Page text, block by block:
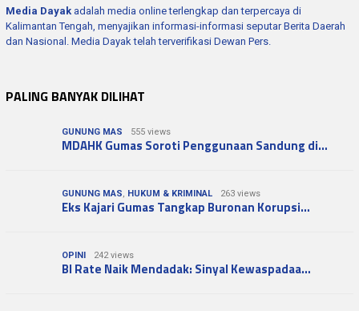
Media Dayak adalah media online terlengkap dan terpercaya di
Kalimantan Tengah, menyajikan informasi-informasi seputar Berita Daerah
dan Nasional. Media Dayak telah terverifikasi Dewan Pers.
PALING BANYAK DILIHAT
GUNUNG MAS 555 views
MDAHK Gumas Soroti Penggunaan Sandung di…
GUNUNG MAS, HUKUM & KRIMINAL 263 views
Eks Kajari Gumas Tangkap Buronan Korupsi…
OPINI 242 views
BI Rate Naik Mendadak: Sinyal Kewaspadaa…